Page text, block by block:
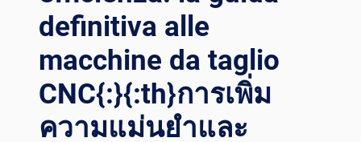
definitiva alle
macchine da taglio
CNC{:}{:th}การเพิ่ม
ความแม่นยำและ